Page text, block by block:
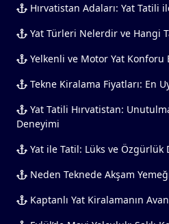
Hırvatistan Adaları: Yat Tatili
Yat Türleri Nelerdir ve Hangi
Yelkenli ve Motor Yat Konforu
Tekne Kiralama Fiyatları: En
Yat Tatili Hırvatistan:
Deneyimi
Yat ile Tatil: Lüks ve Özgürlük
Neden Teknede Akşam
Kaptanlı Yat Kiralamanın